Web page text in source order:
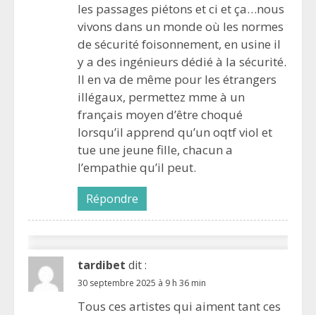
les passages piétons et ci et ça…nous
vivons dans un monde où les normes
de sécurité foisonnement, en usine il
y a des ingénieurs dédié à la sécurité.
Il en va de même pour les étrangers
illégaux, permettez mme à un
français moyen d’être choqué
lorsqu’il apprend qu’un oqtf viol et
tue une jeune fille, chacun a
l’empathie qu’il peut.
Répondre
tardibet dit :
30 septembre 2025 à 9 h 36 min
Tous ces artistes qui aiment tant ces